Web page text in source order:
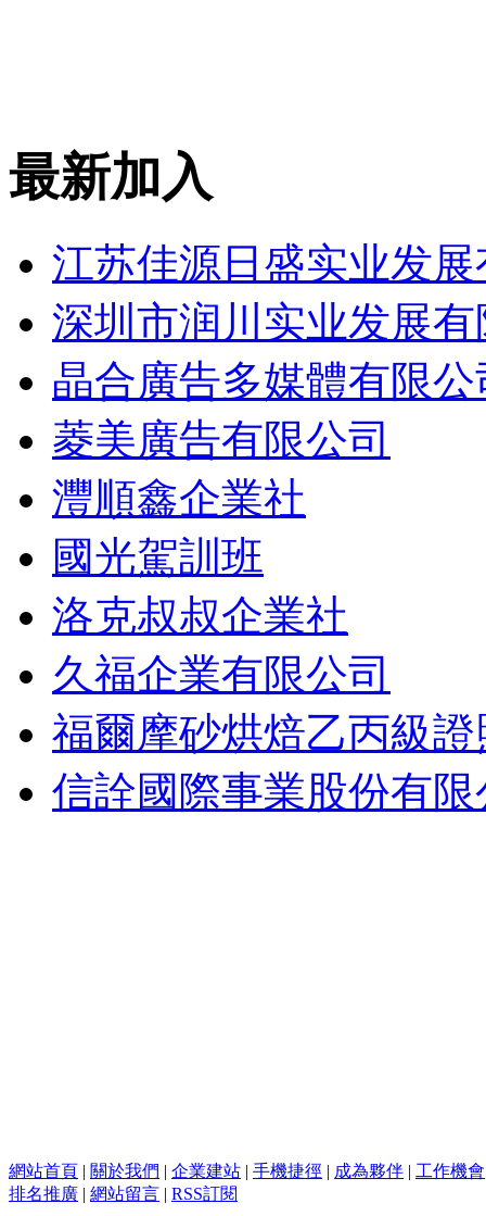
最新加入
江苏佳源日盛实业发
深圳市润川实业发展
晶合廣告多媒體有限公
菱美廣告有限公司
灃順鑫企業社
國光駕訓班
洛克叔叔企業社
久福企業有限公司
福爾摩砂烘焙乙丙級
信詮國際事業股份有限
網站首頁 | 關於我們 | 企業建站 | 手機捷徑 | 成為夥伴 | 工作機會
排名推廣 | 網站留言 | RSS訂閱